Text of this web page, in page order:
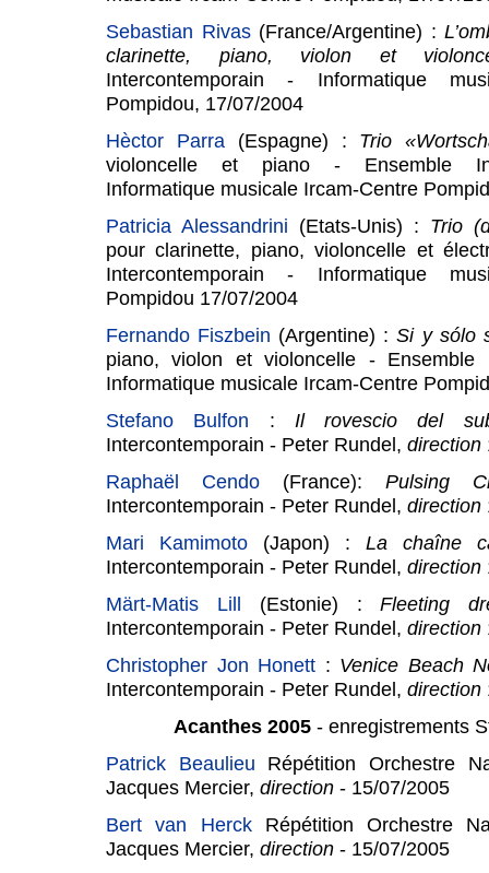
Sebastian Rivas(France/Argentine) :
clarinette, piano, violon et
Intercontemporain - Informatique
Pompidou, 17/07/2004
Hèctor Parra(Espagne) : Trio
violoncelle et piano - Ensemble
Informatique musicale Ircam-Centre
Patricia Alessandrini (Etats-Unis) : Trio
pour clarinette, piano, violoncelle et
Intercontemporain - Informatique
Pompidou 17/07/2004
Fernando Fiszbein (Argentine) :Si y sólo
piano, violon et violoncelle - Ensemble
Informatique musicale Ircam-Centre
Stefano Bulfon : Il rovescio del
Intercontemporain - Peter Rundel, direction
Raphaël Cendo (France): Pulsing
Intercontemporain - Peter Rundel, direction
Mari Kamimoto (Japon) : La chaîne
Intercontemporain - Peter Rundel, direction
Märt-Matis Lill (Estonie) : Fleeting
Intercontemporain - Peter Rundel, direction
Christopher Jon Honett : Venice Beach
Intercontemporain - Peter Rundel, direction
Acanthes 2005 - enregistrements
Patrick Beaulieu Répétition Orchestre
Jacques Mercier, direction - 15/07/2005
Bert van HerckRépétition Orchestre
Jacques Mercier, direction - 15/07/2005